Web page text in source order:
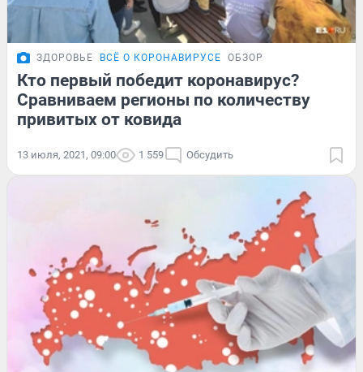
ЗДОРОВЬЕ ВСЁ О КОРОНАВИРУСЕ ОБЗОР
Кто первый победит коронавирус?
Сравниваем регионы по количеству
привитых от ковида
13 июля, 2021, 09:00 1 559 Обсудить